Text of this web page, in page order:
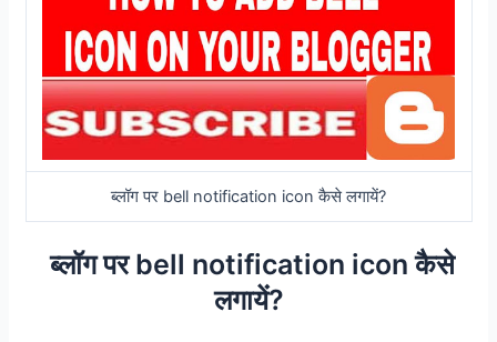
ब्लॉग पर bell notification icon कैसे लगायें?
ब्लॉग पर bell notification icon कैसे
लगायें?